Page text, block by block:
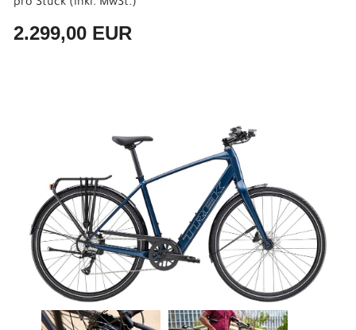
pro Stück (inkl. MwSt.)
2.299,00 EUR